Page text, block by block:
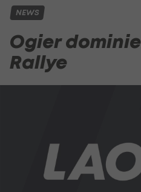
NEWS
Ogier
Rallye